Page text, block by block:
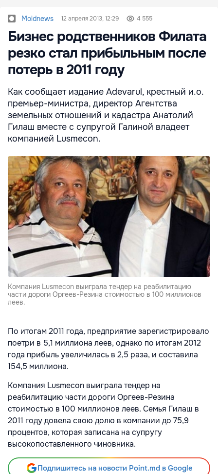
Moldnews 12 апреля 2013, 12:29 4 555
Бизнес родственников Филата
резко стал прибыльным после
потерь в 2011 году
Как сообщает издание Adevarul, крестный и.о.
премьер-министра, директор Агентства
земельных отношений и кадастра Анатолий
Гилаш вместе с супругой Галиной владеет
компанией Lusmecon.
Компания Lusmecon выиграла тендер на реабилитацию
части дороги Оргеев-Резина стоимостью в 100 миллионов
леев.
По итогам 2011 года, предприятие зарегистрировало
поетри в 5,1 миллиона леев, однако по итогам 2012
года прибыль увеличилась в 2,5 раза, и составила
154,5 миллиона.
Компания Lusmecon выиграла тендер на
реабилитацию части дороги Оргеев-Резина
стоимостью в 100 миллионов леев. Семья Гилаш в
2011 году довела свою долю в компании до 75,9
процентов, которая записана на супругу
высокопоставленного чиновника.
Подпишитесь на новости Point.md в Google